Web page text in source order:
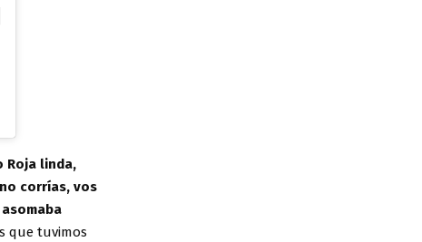
Roja linda,
corrías, vos
que tuvimos